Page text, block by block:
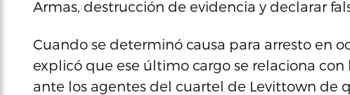
Armas, destrucción de evidencia y declarar
Cuando se determinó causa para arresto en
explicó que ese último cargo se relaciona
ante los agentes del cuartel de Levittown de